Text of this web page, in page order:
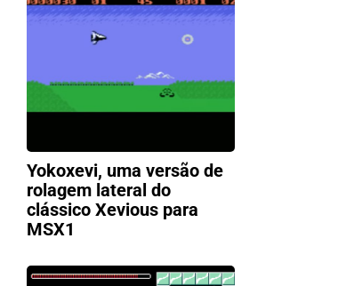
Yokoxevi, uma versão de
rolagem lateral do
clássico Xevious para
MSX1